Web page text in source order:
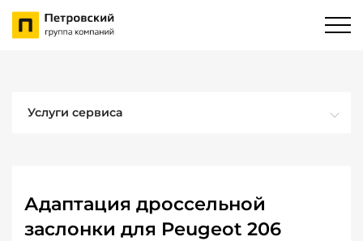
Услуги сервиса
Адаптация дроссельной
заслонки для Peugeot 206